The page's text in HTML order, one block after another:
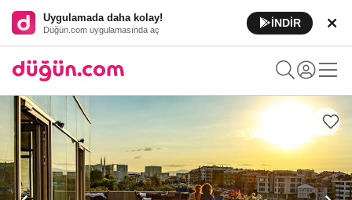
Uygulamada daha kolay!
Düğün.com uygulamasında aç
İNDİR